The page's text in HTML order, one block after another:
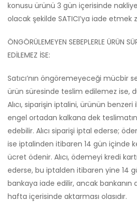
konusu ürünü 3 gün içerisinde
olacak şekilde SATICI’ya iade etmek
ÖNGÖRÜLEMEYEN SEBEPLERLE ÜRÜN
EDİLEMEZ İSE:
Satıcı’nın öngöremeyeceği mücbir
ürün süresinde teslim edilemez ise,
Alıcı, siparişin iptalini, ürünün
engel ortadan kalkana dek
edebilir. Alıcı siparişi iptal ederse;
ise iptalinden itibaren 14 gün içinde
ücret ödenir. Alıcı, ödemeyi kredi
ederse, bu iptalden itibaren yine 14
bankaya iade edilir, ancak bankanın
hafta içerisinde aktarması olasıdır.